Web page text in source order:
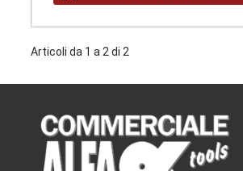
Articoli da 1 a 2 di 2